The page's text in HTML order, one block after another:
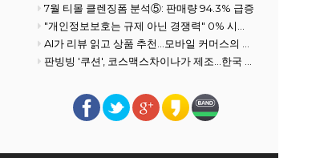
7월 티몰 클렌징폼 분석⑤: 판매량 94.3% 급증
"개인정보보호는 규제 아닌 경쟁력" 0% 시장을 100% 필수재로 만든 여성
AI가 리뷰 읽고 상품 추천…모바일 커머스의 진화
판빙빙 '쿠션', 코스맥스차이나가 제조…한국 ODM 경쟁력 재조명